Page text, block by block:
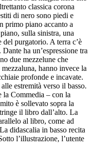
classica corona
di nero sono piedi e
primo piano accanto a
sulla sinistra, una
del purgatorio. A terra c’è
Dante ha un’espressione tra
due mezzelune che
hanno invece la
profonde e incavate.
alle estremità verso il basso.
la Commedia – con la
è sollevato sopra la
il libro dall’alto. La
al libro, come ad
La didascalia in basso recita
l’illustrazione, l’utente